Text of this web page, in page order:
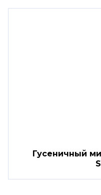
Гусеничный